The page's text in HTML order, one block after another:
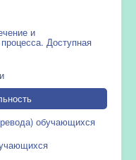
и
Доступная
обучающихся